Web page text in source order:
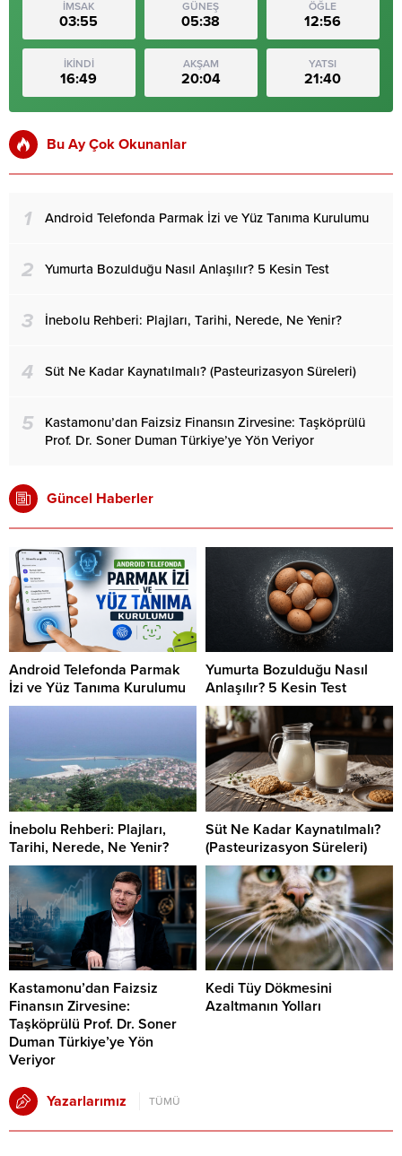
İMSAK
03:55
GÜNEŞ
05:38
ÖĞLE
12:56
İKİNDİ
16:49
AKŞAM
20:04
YATSI
21:40
Bu Ay Çok Okunanlar
1 Android Telefonda Parmak İzi ve Yüz Tanıma Kurulumu
2 Yumurta Bozulduğu Nasıl Anlaşılır? 5 Kesin Test
3 İnebolu Rehberi: Plajları, Tarihi, Nerede, Ne Yenir?
4 Süt Ne Kadar Kaynatılmalı? (Pasteurizasyon Süreleri)
5
Kastamonu’dan Faizsiz Finansın Zirvesine: Taşköprülü
Prof. Dr. Soner Duman Türkiye’ye Yön Veriyor
Güncel Haberler
Android Telefonda Parmak
İzi ve Yüz Tanıma Kurulumu
Yumurta Bozulduğu Nasıl
Anlaşılır? 5 Kesin Test
İnebolu Rehberi: Plajları,
Tarihi, Nerede, Ne Yenir?
Süt Ne Kadar Kaynatılmalı?
(Pasteurizasyon Süreleri)
Kastamonu’dan Faizsiz
Finansın Zirvesine:
Taşköprülü Prof. Dr. Soner
Duman Türkiye’ye Yön
Veriyor
Kedi Tüy Dökmesini
Azaltmanın Yolları
Yazarlarımız TÜMÜ